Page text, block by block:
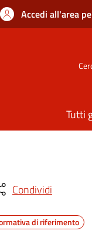
Accedi all'area
Tutti
Condividi
di riferimento